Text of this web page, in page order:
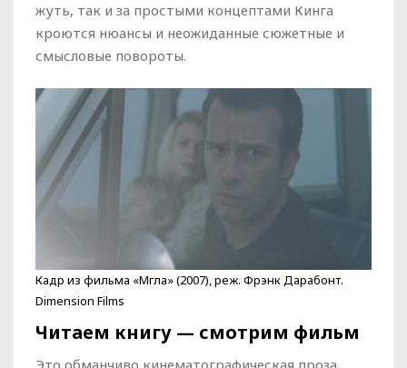
жуть, так и за простыми концептами Кинга
кроются нюансы и неожиданные сюжетные и
смысловые повороты.
Кадр из фильма «Мгла» (2007), реж. Фрэнк Дарабонт.
Dimension Films
Читаем книгу — смотрим фильм